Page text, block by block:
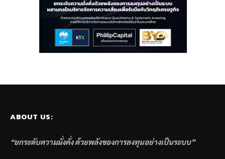
ABOUT US:
“ยกระดับความมั่งคั่ง ด้วยพลังของการลงทุนอย่างเป็นระบบ”